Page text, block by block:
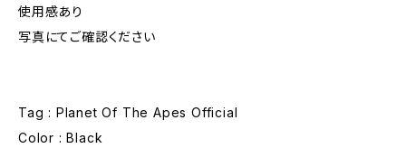
使用感あり
写真にてご確認ください
Tag : Planet Of The Apes Official
Color : Black